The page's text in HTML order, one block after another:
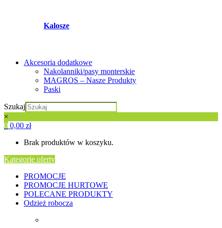
Kalosze
Akcesoria dodatkowe
Nakolanniki/pasy monterskie
MAGROS – Nasze Produkty
Paski
Szukaj
×
0 0,00 zł
Brak produktów w koszyku.
Kategorie oferty
PROMOCJE
PROMOCJE HURTOWE
POLECANE PRODUKTY
Odzież robocza